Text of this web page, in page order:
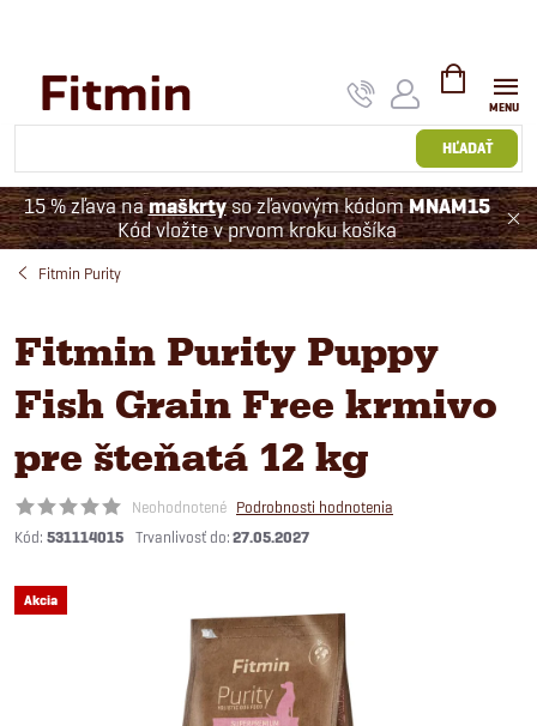
HĽADAŤ
NÁKUPNÝ
KOŠÍK
15 % zľava namaškrtyso zľavovým kódomMNAM15
Kód vložte v prvom kroku košíka
Fitmin Purity
Fitmin Purity Puppy
Fish Grain Free krmivo
pre šteňatá 12 kg
Neohodnotené Podrobnosti hodnotenia
Kód: 531114015 27.05.2027
Akcia